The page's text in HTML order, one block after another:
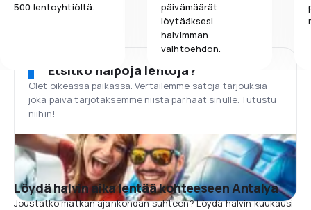
500 lentoyhtiöltä.
päivämäärät
löytääksesi
halvimman
vaihtoehdon.
Etsitkö halpoja lentoja?
Olet oikeassa paikassa. Vertailemme satoja tarjouksia
joka päivä tarjotaksemme niistä parhaat sinulle. Tutustu
niihin!
Löydä halvin aika lentää kohteeseen Antalya
Joustatko matkan ajankohdan suhteen? Löydä halvin kuukausi